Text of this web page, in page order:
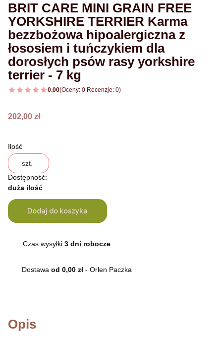
BRIT CARE MINI GRAIN FREE
YORKSHIRE TERRIER Karma
bezzbożowa hipoalergiczna z
łososiem i tuńczykiem dla
dorosłych psów rasy yorkshire
terrier - 7 kg
0.00(Oceny: 0 Recenzje: 0)
Cena
202,00 zł
Ilość
szt.
Dostępność:
duża ilość
Dodaj do koszyka
Czas wysyłki:3 dni robocze
Dostawa od 0,00 zł - Orlen Paczka
Opis